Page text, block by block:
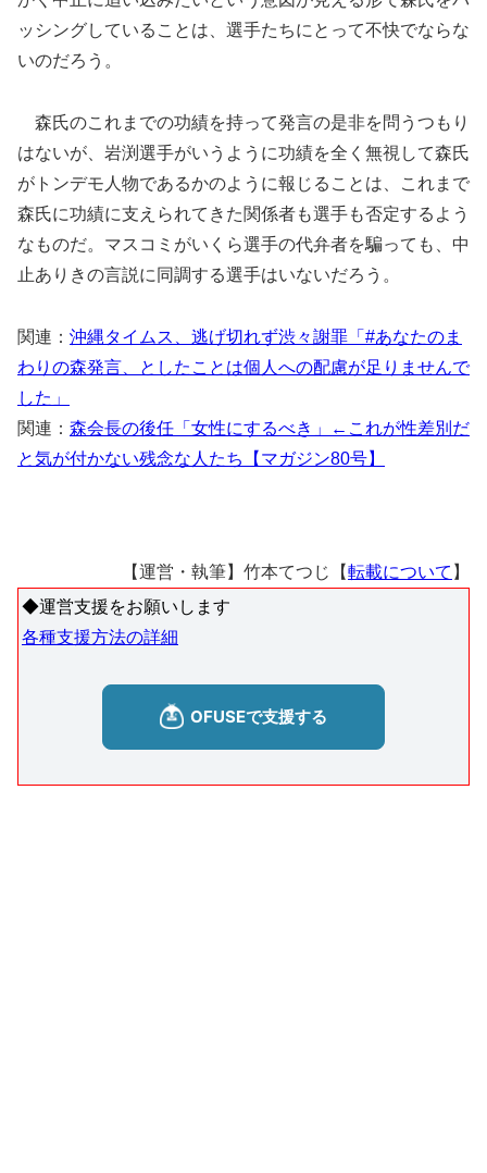
ッシングしていることは、選手たちにとって不快でならな
いのだろう。
森氏のこれまでの功績を持って発言の是非を問うつもり
はないが、岩渕選手がいうように功績を全く無視して森氏
がトンデモ人物であるかのように報じることは、これまで
森氏に功績に支えられてきた関係者も選手も否定するよう
なものだ。マスコミがいくら選手の代弁者を騙っても、中
止ありきの言説に同調する選手はいないだろう。
関連： 沖縄タイムス、逃げ切れず渋々謝罪「#あなたのま
わりの森発言、としたことは個人への配慮が足りませんで
した」
関連： 森会長の後任「女性にするべき」←これが性差別だ
と気が付かない残念な人たち【マガジン80号】
【運営・執筆】竹本てつじ【転載について 】
◆運営支援をお願いします
各種支援方法の詳細